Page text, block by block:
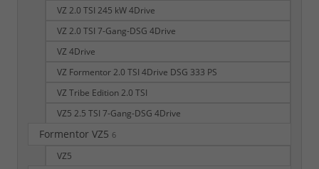
VZ 2.0 TSI 245 kW 4Drive
VZ 2.0 TSI 7-Gang-DSG 4Drive
VZ 4Drive
VZ Formentor 2.0 TSI 4Drive DSG 333 PS
VZ Tribe Edition 2.0 TSI
VZ5 2.5 TSI 7-Gang-DSG 4Drive
Formentor VZ5 6
VZ5